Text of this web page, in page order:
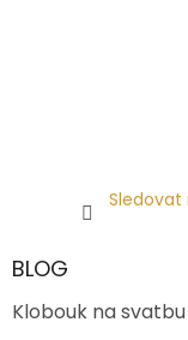
BLOG
Klobouk na